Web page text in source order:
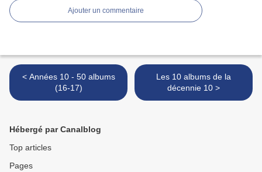
Ajouter un commentaire
< Années 10 - 50 albums
(16-17)
Les 10 albums de la
décennie 10 >
Hébergé par Canalblog
Top articles
Pages